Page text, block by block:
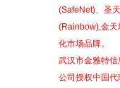
(SafeNet)、圣
(Rainbow),金天
化市场品牌。
武汉市金雅特
公司授权中国